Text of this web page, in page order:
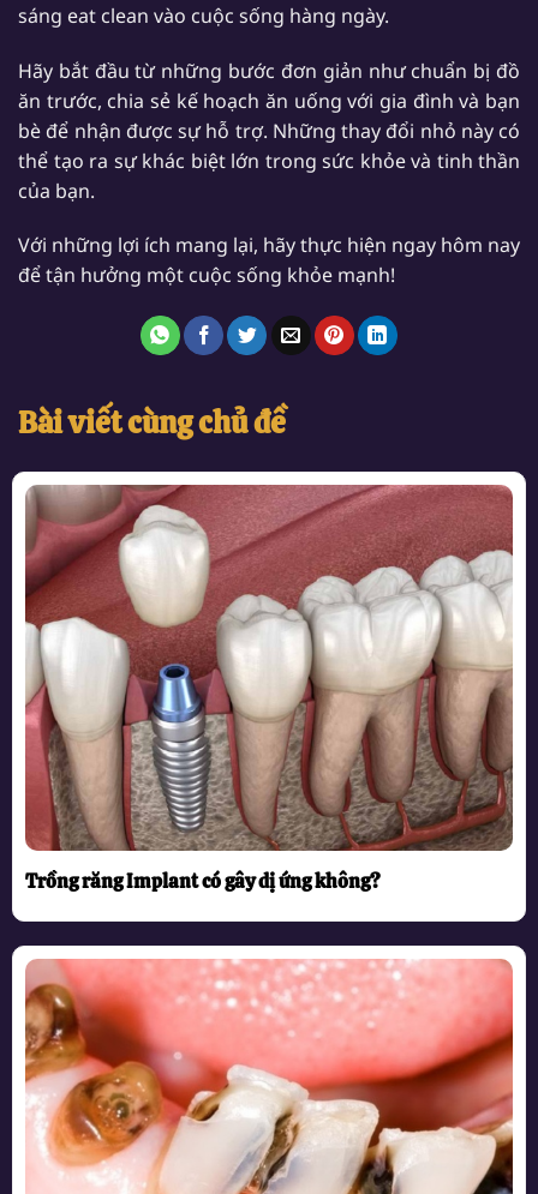
sáng eat clean vào cuộc sống hàng ngày.
Hãy bắt đầu từ những bước đơn giản như chuẩn bị đồ
ăn trước, chia sẻ kế hoạch ăn uống với gia đình và bạn
bè để nhận được sự hỗ trợ. Những thay đổi nhỏ này có
thể tạo ra sự khác biệt lớn trong sức khỏe và tinh thần
của bạn.
Với những lợi ích mang lại, hãy thực hiện ngay hôm nay
để tận hưởng một cuộc sống khỏe mạnh!
Bài viết cùng chủ đề
Trồng răng Implant có gây dị ứng không?